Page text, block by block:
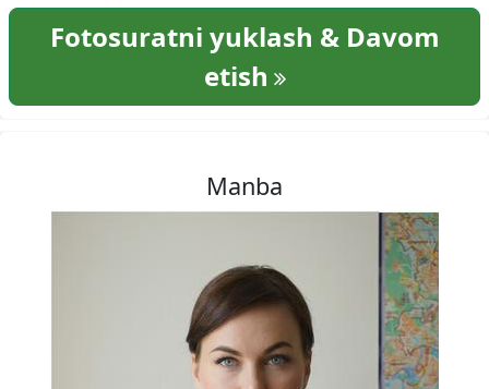
Fotosuratni yuklash & Davom
etish
Manba